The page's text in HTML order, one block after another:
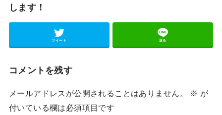
します！
ツイート 送る
コメントを残す
メールアドレスが公開されることはありません。 ※ が
付いている欄は必須項目です